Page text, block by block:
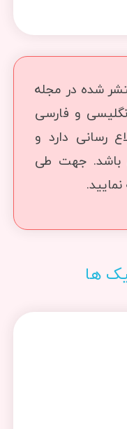
شده در مجله
انگلیسی و فارسی
رسانی دارد و
باشد. جهت طی
ها